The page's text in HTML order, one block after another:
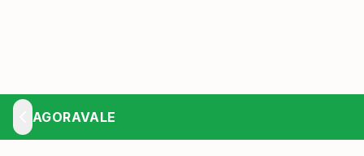
AGORAVALE